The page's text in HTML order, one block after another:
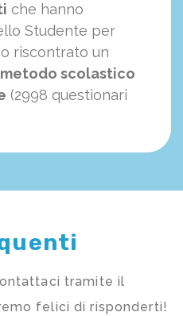
che hanno
Studente per
riscontrato un
scolastico
(2998 questionari
tramite il
felici di risponderti!